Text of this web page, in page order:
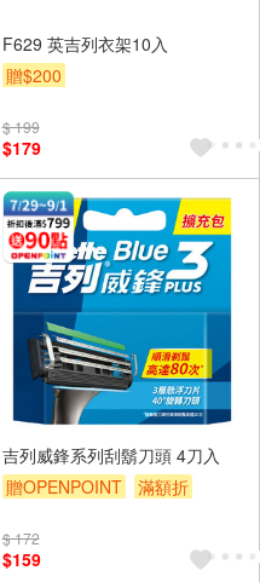
F629 英吉列衣架10入
贈$200
$ 199
$179
吉列威鋒系列刮鬍刀頭 4刀入
贈OPENPOINT
滿額折
$ 172
$159